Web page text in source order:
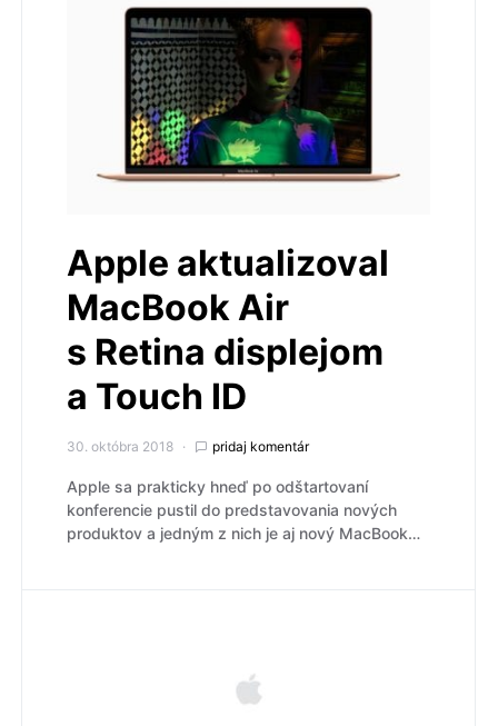
Apple aktualizoval
MacBook Air
s Retina displejom
a Touch ID
30. októbra 2018 pridaj komentár
Apple sa prakticky hneď po odštartovaní
konferencie pustil do predstavovania nových
produktov a jedným z nich je aj nový MacBook…